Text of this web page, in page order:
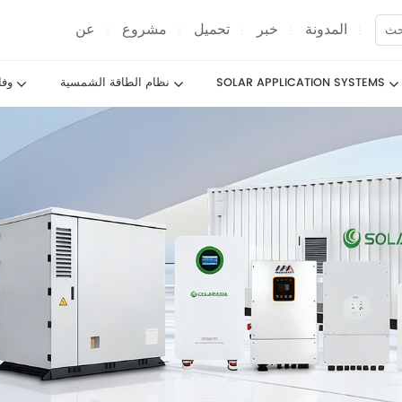
عن مشروع تحميل خبر المدونة
نظام الطاقة الشمسية SOLAR APPLICATION SYSTEMS